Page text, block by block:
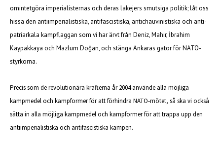
omintetgöra imperialisternas och deras lakejers smutsiga politik; låt oss
hissa den antiimperialistiska, antifascistiska, antichauvinistiska och anti-
patriarkala kampflaggan som vi har ärvt från Deniz, Mahir, İbrahim
Kaypakkaya och Mazlum Doğan, och stänga Ankaras gator för NATO-
styrkorna.
Precis som de revolutionära krafterna år 2004 använde alla möjliga
kampmedel och kampformer för att förhindra NATO-mötet, så ska vi också
sätta in alla möjliga kampmedel och kampformer för att trappa upp den
antiimperialistiska och antifascistiska kampen.